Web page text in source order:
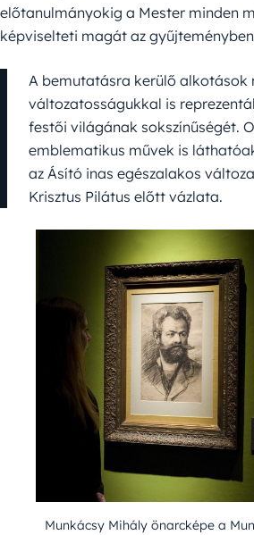
előtanulmányokig a Mester minden
képviselteti magát az
A bemutatásra kerülő alkotások
változatosságukkal is
festői világának sokszínűségét.
emblematikus művek is
az Ásító inas egészalakos
Krisztus Pilátus előtt vázlata.
Munkácsy Mihály önarcképe a